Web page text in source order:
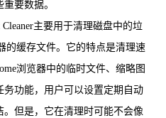
要数据。
Cleaner主要用于清理磁盘中的垃
的缓存文件。它的特点是清理速
浏览器中的临时文件、缩略图
功能，用户可以设置定期自动
但是，它在清理时可能不会像